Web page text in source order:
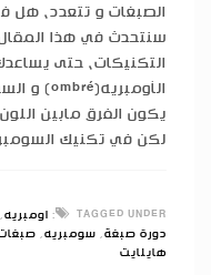
الصبغات و تتعدد،
سنتحدث في هذا
التكنيكات، حتى
يكون الفرق مابين
لكن في تكنيك
TAGGED UNDER:
اومبريه,
دورة صبغة, سومبريه,
هايلايت